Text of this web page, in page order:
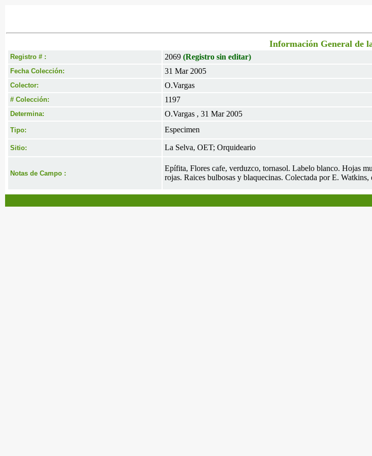
Información General de
Registro # : 2069 (Registro sin editar)
Fecha Colección: 31 Mar 2005
Colector: O.Vargas
# Colección: 1197
Determina: O.Vargas , 31 Mar 2005
Tipo: Especimen
Sitio: La Selva, OET; Orquideario
Notas de Campo :
Epífita, Flores cafe, verduzco, tornasol. Labelo blanco. Hojas
rojas. Raices bulbosas y blaquecinas. Colectada por E.